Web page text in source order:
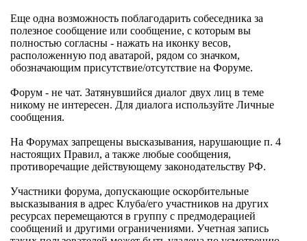
Еще одна возможность поблагодарить собеседника за
полезное сообщение или сообщение, с которым вы
полностью согласны - нажать на иконку весов,
расположенную под аватарой, рядом со значком,
обозначающим присутствие/отсутствие на Форуме.
Форум - не чат. Затянувшийся диалог двух лиц в теме
никому не интересен. Для диалога используйте Личные
сообщения.
На Форумах запрещены высказывания, нарушающие п. 4
настоящих Правил, а также любые сообщения,
противоречащие действующему законодательству РФ.
Участники форума, допускающие оскорбительные
высказывания в адрес Клуба/его участников на других
ресурсах перемещаются в группу с предмодерацией
сообщений и другими ограничениями. Учетная запись